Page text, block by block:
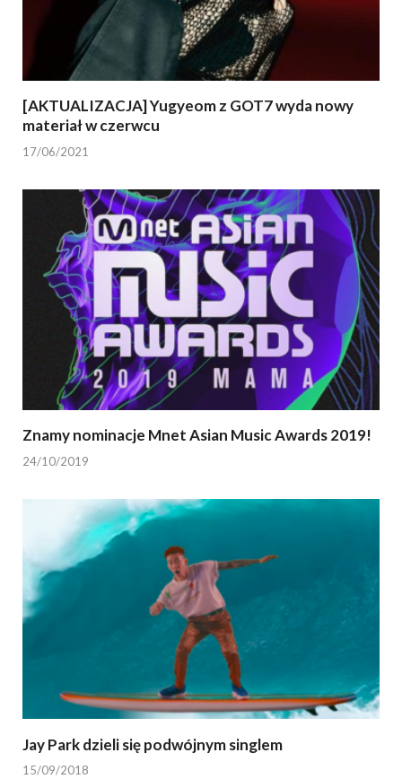
[AKTUALIZACJA] Yugyeom z GOT7 wyda nowy
materiał w czerwcu
17/06/2021
Znamy nominacje Mnet Asian Music Awards 2019!
24/10/2019
Jay Park dzieli się podwójnym singlem
15/09/2018